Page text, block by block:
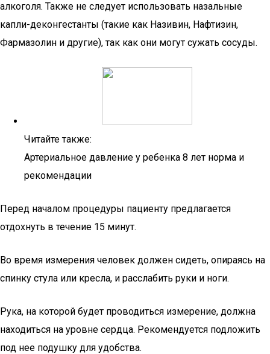
алкоголя. Также не следует использовать назальные
капли-деконгестанты (такие как Називин, Нафтизин,
Фармазолин и другие), так как они могут сужать сосуды.
Читайте также:
Артериальное давление у ребенка 8 лет норма и
рекомендации
Перед началом процедуры пациенту предлагается
отдохнуть в течение 15 минут.
Во время измерения человек должен сидеть, опираясь на
спинку стула или кресла, и расслабить руки и ноги.
Рука, на которой будет проводиться измерение, должна
находиться на уровне сердца. Рекомендуется подложить
под нее подушку для удобства.